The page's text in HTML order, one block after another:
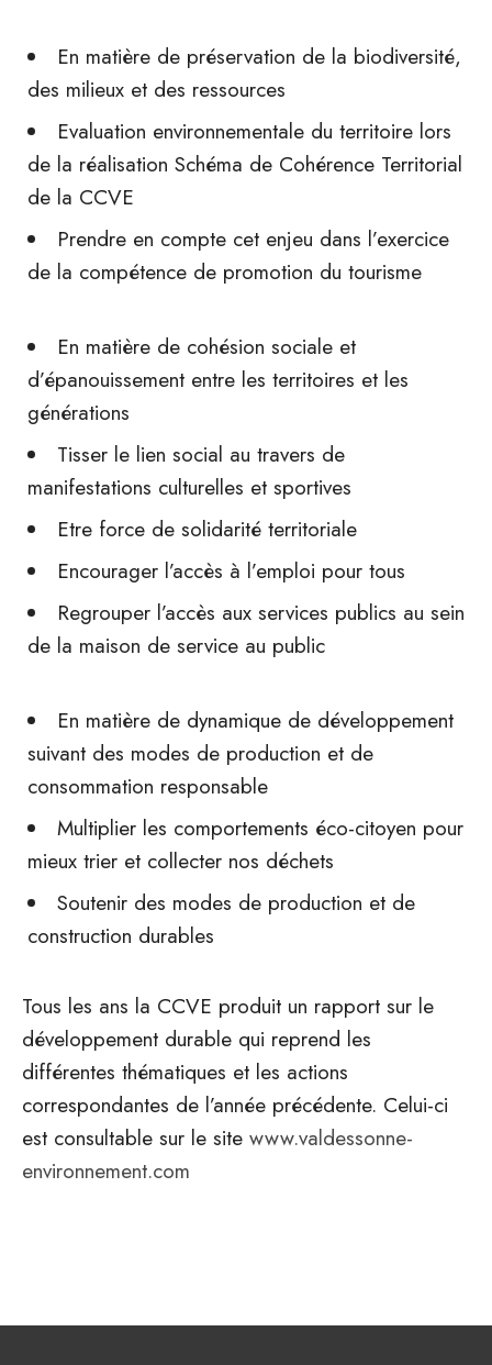
En matière de préservation de la biodiversité,
des milieux et des ressources
Evaluation environnementale du territoire lors
de la réalisation Schéma de Cohérence Territorial
de la CCVE
Prendre en compte cet enjeu dans l’exercice
de la compétence de promotion du tourisme
En matière de cohésion sociale et
d’épanouissement entre les territoires et les
générations
Tisser le lien social au travers de
manifestations culturelles et sportives
Etre force de solidarité territoriale
Encourager l’accès à l’emploi pour tous
Regrouper l’accès aux services publics au sein
de la maison de service au public
En matière de dynamique de développement
suivant des modes de production et de
consommation responsable
Multiplier les comportements éco-citoyen pour
mieux trier et collecter nos déchets
Soutenir des modes de production et de
construction durables
Tous les ans la CCVE produit un rapport sur le
développement durable qui reprend les
différentes thématiques et les actions
correspondantes de l’année précédente. Celui-ci
est consultable sur le site www.valdessonne-
environnement.com